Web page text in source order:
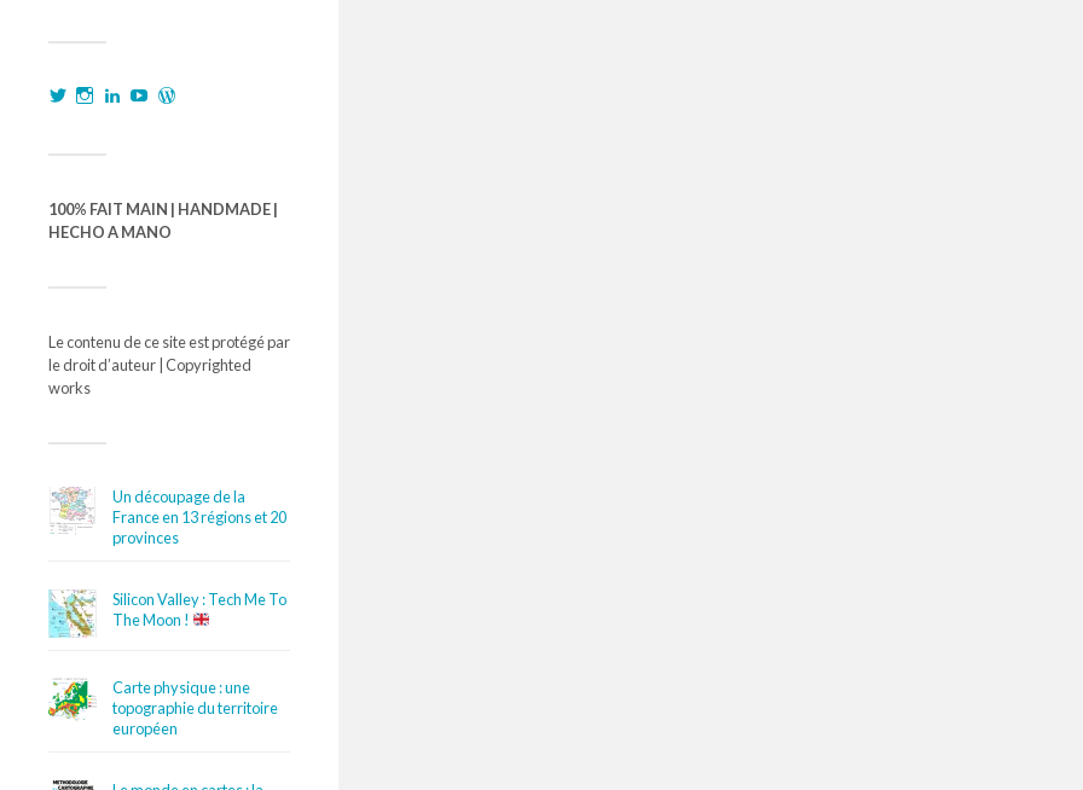
100% FAIT MAIN | HANDMADE |
HECHO A MANO
Le contenu de ce site est protégé par
le droit d’auteur | Copyrighted
works
Un découpage de la
France en 13 régions et 20
provinces
Silicon Valley : Tech Me To
The Moon !
Carte physique : une
topographie du territoire
européen